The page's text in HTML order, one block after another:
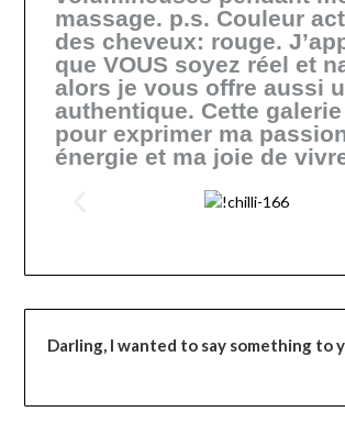
massage. p.s. Couleur
des cheveux: rouge.
que VOUS soyez réel et
alors je vous offre aussi
authentique. Cette
pour exprimer ma
énergie et ma joie de
Darling, I wanted to say something to